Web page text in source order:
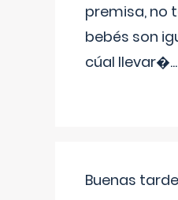
premisa, no
bebés son
cúal llevar�...
Buenas